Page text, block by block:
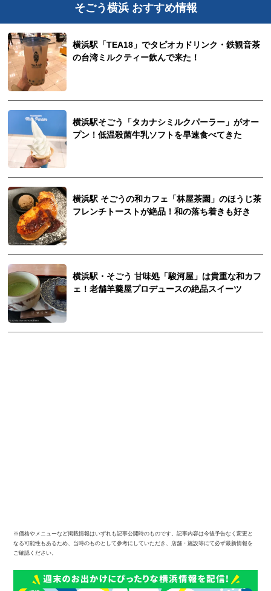
そごう横浜 おすすめ情報
横浜駅「TEA18」でタピオカドリンク・鉄観音茶
の台湾ミルクティー飲んで来た！
横浜駅そごう「タカナシミルクパーラー」がオー
プン！低温殺菌牛乳ソフトを早速食べてきた
横浜駅 そごうの和カフェ「林屋茶園」のほうじ茶
フレンチトーストが絶品！和の落ち着きも好き
横浜駅・そごう 甘味処「駿河屋」は貴重な和カフ
ェ！老舗羊羹屋プロデュースの絶品スイーツ
※価格やメニューなど掲載情報はいずれも記事公開時のものです。記事内容は今後予告なく変更と
なる可能性もあるため、当時のものとして参考にしていただき、店舗・施設等にて必ず最新情報を
ご確認ください。